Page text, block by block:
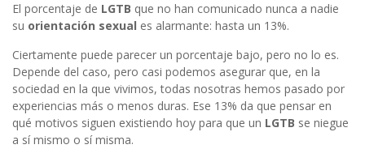
El porcentaje de LGTB que no han comunicado nunca a nadie
su orientación sexual es alarmante: hasta un 13%.
Ciertamente puede parecer un porcentaje bajo, pero no lo es.
Depende del caso, pero casi podemos asegurar que, en la
sociedad en la que vivimos, todas nosotras hemos pasado por
experiencias más o menos duras. Ese 13% da que pensar en
qué motivos siguen existiendo hoy para que un LGTB se niegue
a sí mismo o sí misma.